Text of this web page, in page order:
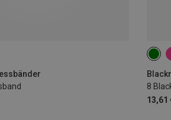
8
13,61
8CM